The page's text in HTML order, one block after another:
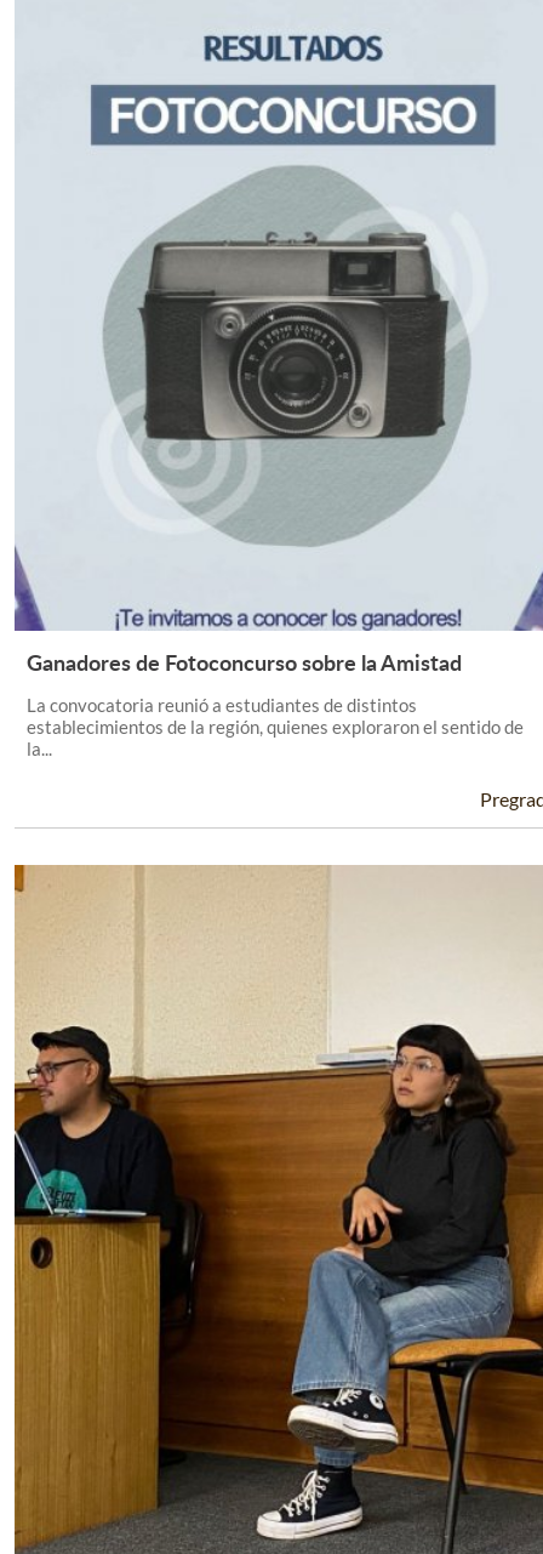
Leer Más +
Ganadores de Fotoconcurso sobre la Amistad
La convocatoria reunió a estudiantes de distintos
establecimientos de la región, quienes exploraron el sentido de
la...